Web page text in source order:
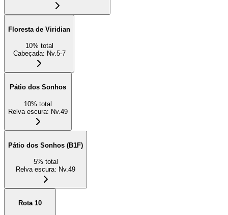
Floresta de Viridian
10% total
Cabeçada: Nv.5-7
Pátio dos Sonhos
10% total
Relva escura: Nv.49
Pátio dos Sonhos (B1F)
5% total
Relva escura: Nv.49
Rota 10